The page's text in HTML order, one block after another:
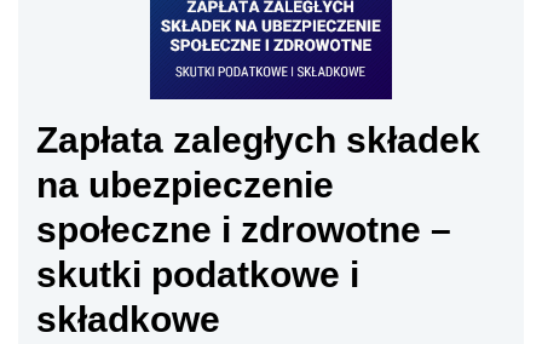
Zapłata zaległych składek
na ubezpieczenie
społeczne i zdrowotne –
skutki podatkowe i
składkowe